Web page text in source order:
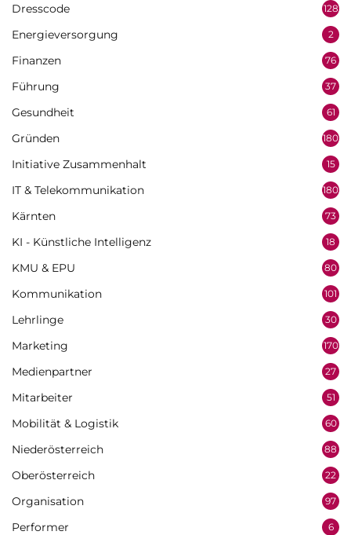
Dresscode 128
Energieversorgung 2
Finanzen 76
Führung 37
Gesundheit 61
Gründen 180
Initiative Zusammenhalt 15
IT & Telekommunikation 180
Kärnten 73
KI - Künstliche Intelligenz 18
KMU & EPU 80
Kommunikation 101
Lehrlinge 30
Marketing 170
Medienpartner 27
Mitarbeiter 51
Mobilität & Logistik 60
Niederösterreich 88
Oberösterreich 22
Organisation 97
Performer 6